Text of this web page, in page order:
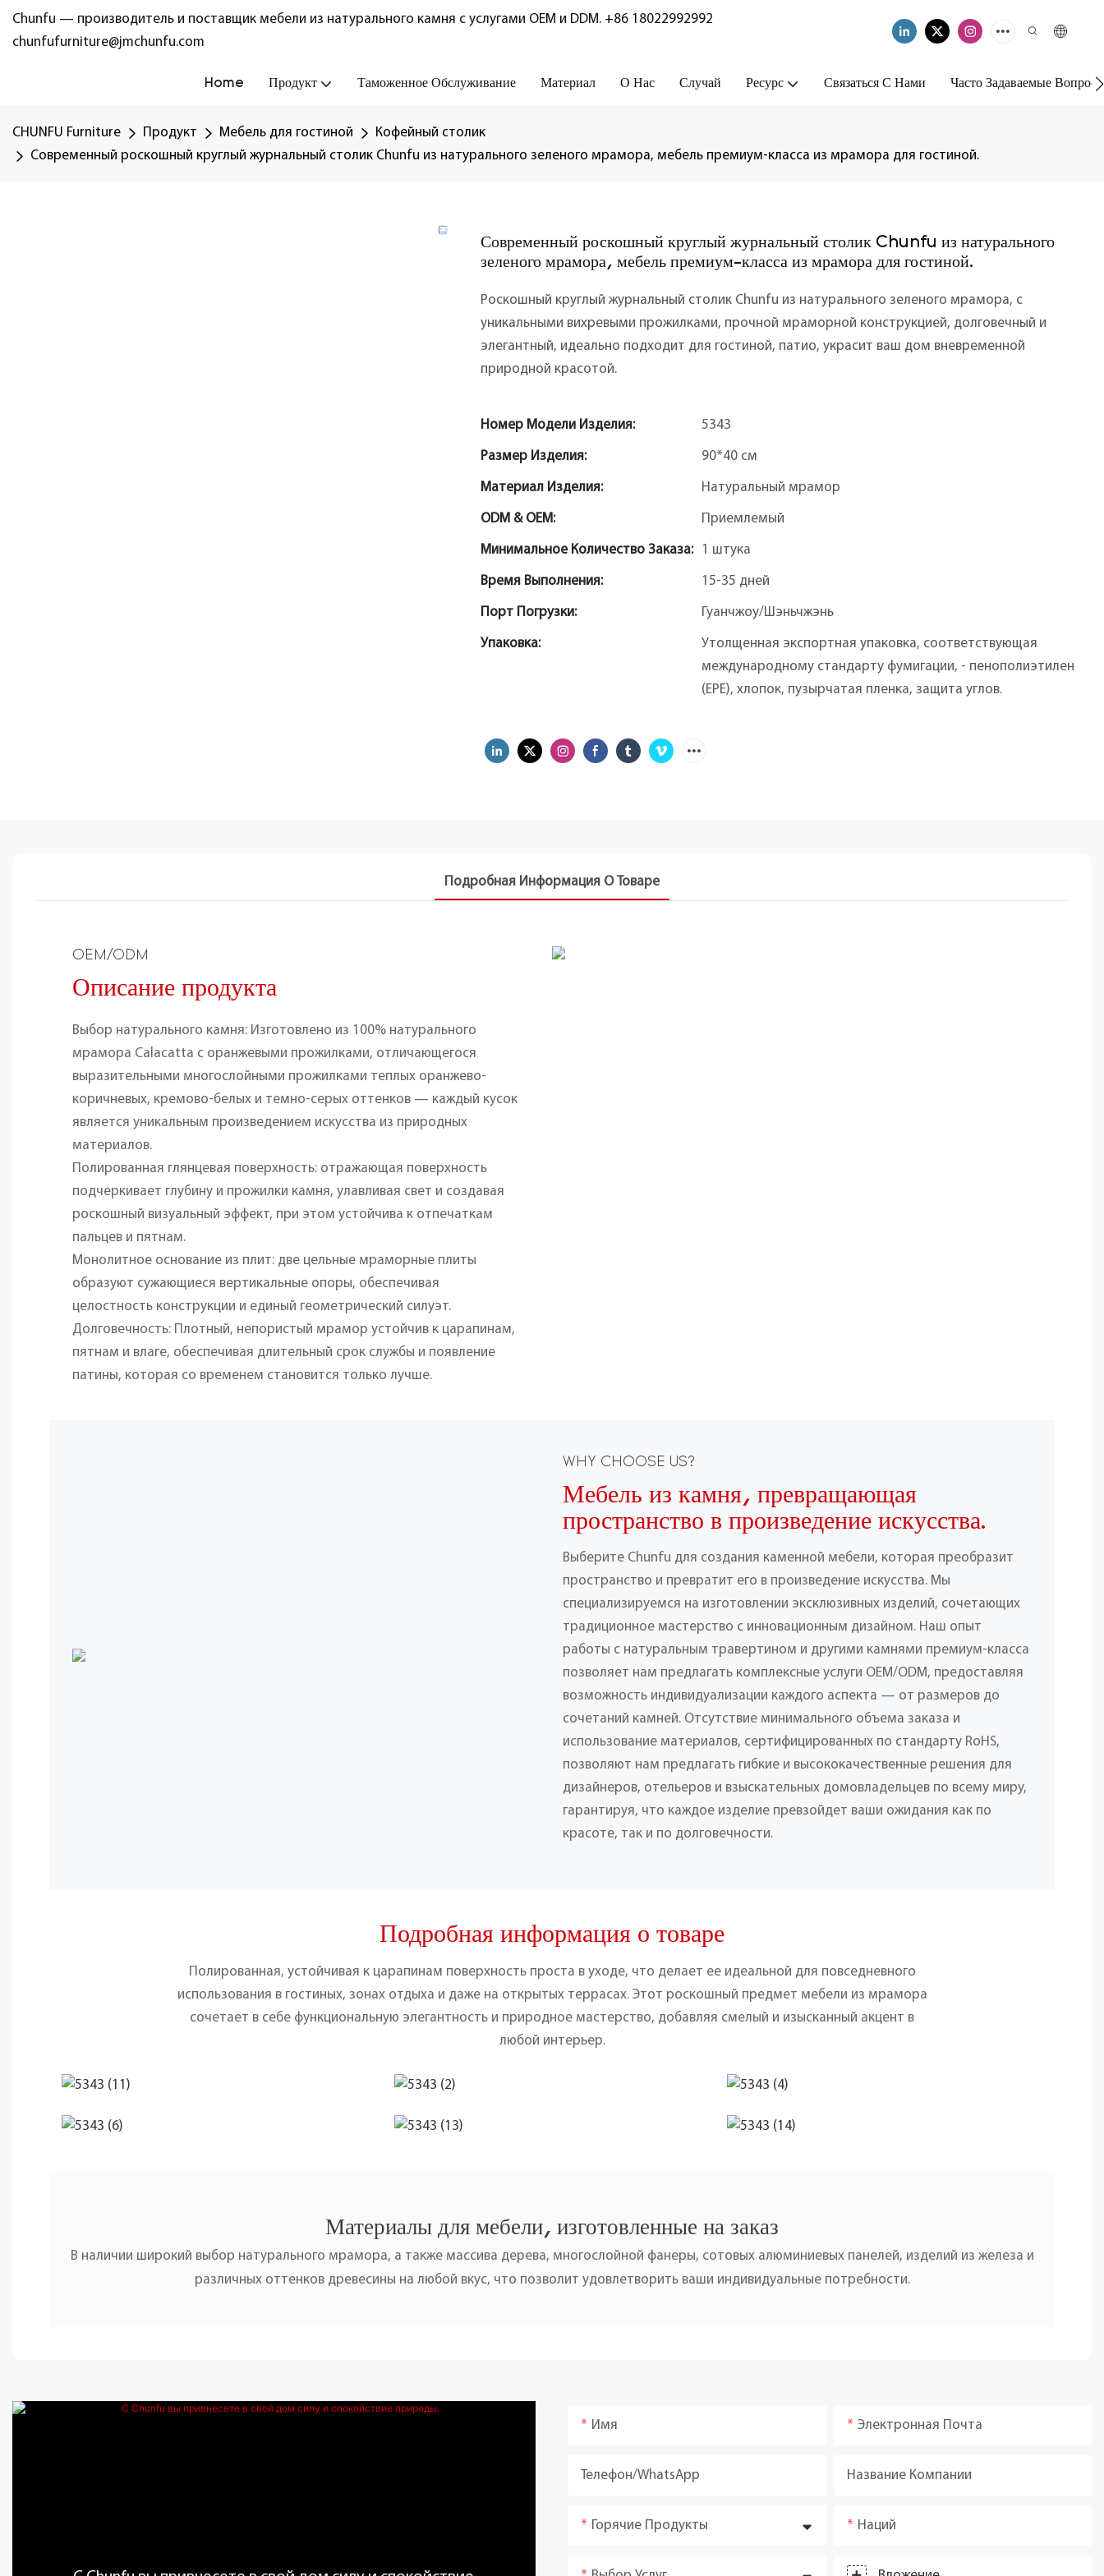
Chunfu — производитель и поставщик мебели из натурального камня с услугами OEM и DDM. +86 18022992992
chunfufurniture@jmchunfu.com
Home Продукт Таможенное Обслуживание Материал О Нас Случай Ресурс Связаться С Нами Часто Задаваемые
CHUNFU Furniture Продукт Мебель для гостиной
Кофейный столик
Современный роскошный круглый журнальный столик Chunfu из натурального зеленого мрамора, мебель премиум-класса из мрамора для гостиной.
Современный роскошный круглый журнальный столик Chunfu из натурального
зеленого мрамора, мебель премиум-класса из мрамора для гостиной.
Роскошный круглый журнальный столик Chunfu из натурального зеленого мрамора, с
уникальными вихревыми прожилками, прочной мраморной конструкцией, долговечный и
элегантный, идеально подходит для гостиной, патио, украсит ваш дом вневременной
природной красотой.
Номер Модели Изделия: 5343
Размер Изделия: 90*40 см
Материал Изделия: Натуральный мрамор
ODM & OEM: Приемлемый
Минимальное Количество Заказа: 1 штука
Время Выполнения: 15-35 дней
Порт Погрузки: Гуанчжоу/Шэньчжэнь
Упаковка:
Утолщенная экспортная упаковка, соответствующая
международному стандарту фумигации, - пенополиэтилен
(EPE), хлопок, пузырчатая пленка, защита углов.
Подробная Информация О Товаре
OEM/ODM
Описание продукта
Выбор натурального камня: Изготовлено из 100% натурального
мрамора Calacatta с оранжевыми прожилками, отличающегося
выразительными многослойными прожилками теплых оранжево-
коричневых, кремово-белых и темно-серых оттенков — каждый кусок
является уникальным произведением искусства из природных
материалов.
Полированная глянцевая поверхность: отражающая поверхность
подчеркивает глубину и прожилки камня, улавливая свет и создавая
роскошный визуальный эффект, при этом устойчива к отпечаткам
пальцев и пятнам.
Монолитное основание из плит: две цельные мраморные плиты
образуют сужающиеся вертикальные опоры, обеспечивая
целостность конструкции и единый геометрический силуэт.
Долговечность: Плотный, непористый мрамор устойчив к царапинам,
пятнам и влаге, обеспечивая длительный срок службы и появление
патины, которая со временем становится только лучше.
WHY CHOOSE US?
Мебель из камня, превращающая
пространство в произведение искусства.
Выберите Chunfu для создания каменной мебели, которая преобразит
пространство и превратит его в произведение искусства. Мы
специализируемся на изготовлении эксклюзивных изделий, сочетающих
традиционное мастерство с инновационным дизайном. Наш опыт
работы с натуральным травертином и другими камнями премиум-класса
позволяет нам предлагать комплексные услуги OEM/ODM, предоставляя
возможность индивидуализации каждого аспекта — от размеров до
сочетаний камней. Отсутствие минимального объема заказа и
использование материалов, сертифицированных по стандарту RoHS,
позволяют нам предлагать гибкие и высококачественные решения для
дизайнеров, отельеров и взыскательных домовладельцев по всему миру,
гарантируя, что каждое изделие превзойдет ваши ожидания как по
красоте, так и по долговечности.
Подробная информация о товаре
Полированная, устойчивая к царапинам поверхность проста в уходе, что делает ее идеальной для повседневного
использования в гостиных, зонах отдыха и даже на открытых террасах. Этот роскошный предмет мебели из мрамора
сочетает в себе функциональную элегантность и природное мастерство, добавляя смелый и изысканный акцент в
любой интерьер.
Материалы для мебели, изготовленные на заказ
В наличии широкий выбор натурального мрамора, а также массива дерева, многослойной фанеры, сотовых алюминиевых панелей, изделий из железа и
различных оттенков древесины на любой вкус, что позволит удовлетворить ваши индивидуальные потребности.
Имя Электронная Почта
Телефон/WhatsApp Название Компании
Горячие Продукты Наций